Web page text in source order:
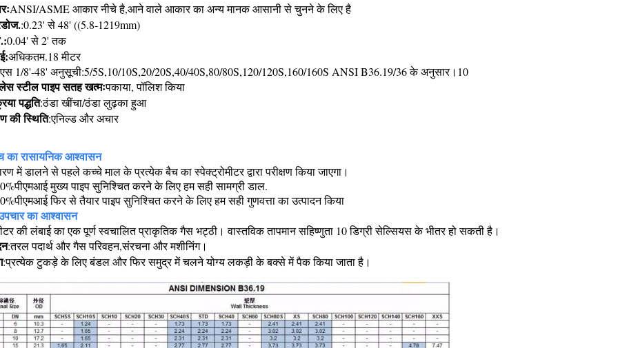
ANSI/ASME आकार नीचे है,आने वाले आकार का अन्य मानक आसानी से चुनने के लिए है
.:0.23' से 48' ((5.8-1219mm)
.:0.04' से 2' तक
:अधिकतम.18 मीटर
1/8'-48' अनुसूची:5/5S,10/10S,20/20S,40/40S,80/80S,120/120S,160/160S ANSI B36.19/36 के अनुसार।10
स्टील पाइप सतह खत्मःपकाया, पॉलिश किया
पद्धति:ठंडा खींचा/ठंडा लुढ़का हुआ
की स्थिति:एनिल्ड और अचार
का रासायनिक आश्वासन
में डालने से पहले कच्चे माल के प्रत्येक बैच का स्पेक्ट्रोमीटर द्वारा परीक्षण किया जाएगा।
मुख्य पाइप सुनिश्चित करने के लिए हम सही सामग्री डाल.
फिर से तैयार पाइप सुनिश्चित करने के लिए हम सही गुणवत्ता का उत्पादन किया
का आश्वासन
की लंबाई का एक पूर्ण स्वचालित प्राकृतिक गैस भट्ठी। वास्तविक तापमान सहिष्णुता 10 डिग्री सेल्सियस के भीतर हो सकती है।
:तरल पदार्थ और गैस परिवहन,संरचना और मशीनिंग।
:प्रत्येक टुकड़े के लिए बंडल और फिर समुद्र में चलने योग्य लकड़ी के बक्से में पैक किया जाता है।